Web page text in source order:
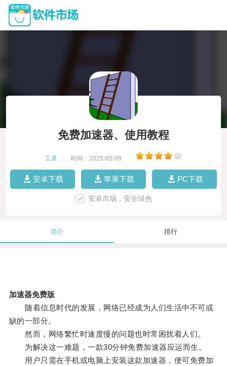
免费加速器、使用教程
工具 时间：2025-05-09
安卓下载 苹果下载 PC下载
安卓市场，安全绿色
简介 排行
加速器免费版
随着信息时代的发展，网络已经成为人们生活中不可或
缺的一部分。
然而，网络繁忙时速度慢的问题也时常困扰着人们。
为解决这一难题，一款30分钟免费加速器应运而生。
用户只需在手机或电脑上安装这款加速器，便可免费加